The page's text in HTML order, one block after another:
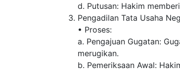
d. Putusan: Hakim
Pengadilan Tata Usaha
• Proses:
a. Pengajuan Gugatan:
merugikan.
b. Pemeriksaan Awal: